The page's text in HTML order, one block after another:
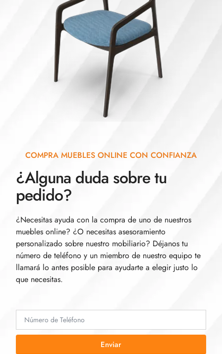
COMPRA MUEBLES ONLINE CON CONFIANZA
¿Alguna duda sobre tu
pedido?
¿Necesitas ayuda con la compra de uno de nuestros
muebles online? ¿O necesitas asesoramiento
personalizado sobre nuestro mobiliario? Déjanos tu
número de teléfono y un miembro de nuestro equipo te
llamará lo antes posible para ayudarte a elegir justo lo
que necesitas.
Enviar